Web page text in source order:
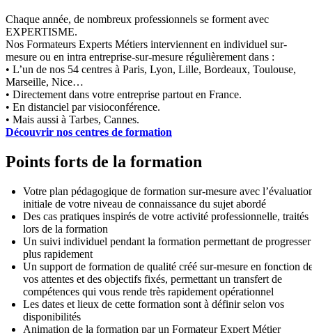
Chaque année, de nombreux professionnels se forment avec
EXPERTISME.
Nos Formateurs Experts Métiers interviennent en individuel sur-
mesure ou en intra entreprise-sur-mesure régulièrement dans :
• L’un de nos 54 centres à Paris, Lyon, Lille, Bordeaux, Toulouse,
Marseille, Nice…
• Directement dans votre entreprise partout en France.
• En distanciel par visioconférence.
• Mais aussi à Tarbes, Cannes.
Découvrir nos centres de formation
Points forts de la formation
Votre plan pédagogique de formation sur-mesure avec
initiale de votre niveau de connaissance du sujet abordé
Des cas pratiques inspirés de votre activité professionnelle, traités
lors de la formation
Un suivi individuel pendant la formation permettant de progresser
plus rapidement
Un support de formation de qualité créé sur-mesure en fonction
vos attentes et des objectifs fixés, permettant un transfert de
compétences qui vous rende très rapidement opérationnel
Les dates et lieux de cette formation sont à définir selon vos
disponibilités
Animation de la formation par un Formateur Expert Métier